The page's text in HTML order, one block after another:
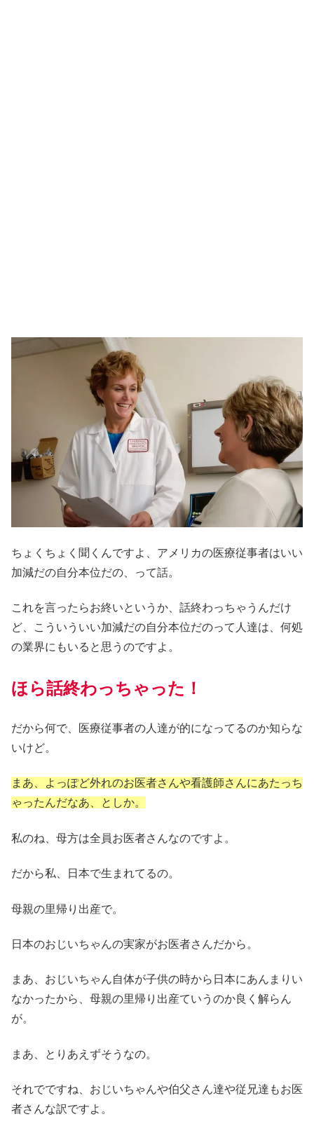
ちょくちょく聞くんですよ、アメリカの医療従事者はいい
加減だの自分本位だの、って話。
これを言ったらお終いというか、話終わっちゃうんだけ
ど、こういういい加減だの自分本位だのって人達は、何処
の業界にもいると思うのですよ。
ほら話終わっちゃった！
だから何で、医療従事者の人達が的になってるのか知らな
いけど。
まあ、よっぽど外れのお医者さんや看護師さんにあたっち
ゃったんだなあ、としか。
私のね、母方は全員お医者さんなのですよ。
だから私、日本で生まれてるの。
母親の里帰り出産で。
日本のおじいちゃんの実家がお医者さんだから。
まあ、おじいちゃん自体が子供の時から日本にあんまりい
なかったから、母親の里帰り出産ていうのか良く解らん
が。
まあ、とりあえずそうなの。
それでですね、おじいちゃんや伯父さん達や従兄達もお医
者さんな訳ですよ。